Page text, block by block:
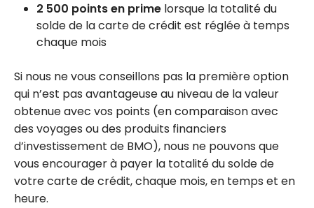
2 500 points en prime lorsque la totalité du
solde de la carte de crédit est réglée à temps
chaque mois
Si nous ne vous conseillons pas la première option
qui n’est pas avantageuse au niveau de la valeur
obtenue avec vos points (en comparaison avec
des voyages ou des produits financiers
d’investissement de BMO), nous ne pouvons que
vous encourager à payer la totalité du solde de
votre carte de crédit, chaque mois, en temps et en
heure.